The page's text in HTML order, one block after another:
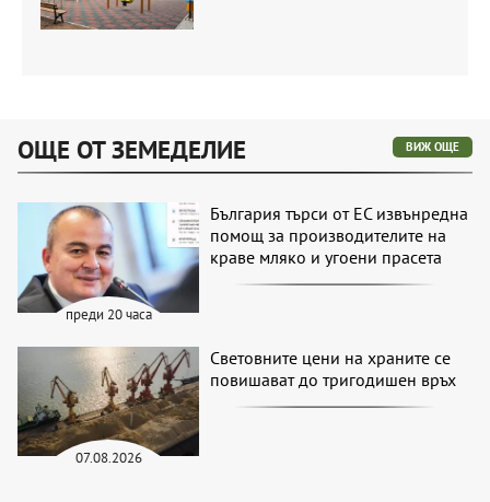
ОЩЕ ОТ ЗЕМЕДЕЛИЕ ВИЖ ОЩЕ
преди 20 часа
България търси от ЕС извънредна
помощ за производителите на
краве мляко и угоени прасета
07.08.2026
Световните цени на храните се
повишават до тригодишен връх